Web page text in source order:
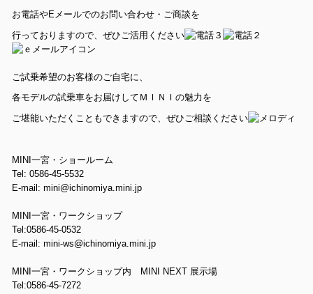
お電話やEメールでのお問い合わせ・ご商談を
行っておりますので、ぜひご活用ください
ご試乗希望のお客様のご自宅に、
各モデルの試乗車をお届けしてＭＩＮＩの魅力を
ご堪能いただくこともできますので、ぜひご相談ください
MINI一宮・ショールーム
Tel: 0586-45-5532
E-mail: mini@ichinomiya.mini.jp
MINI一宮・ワークショップ
Tel:0586-45-0532
E-mail: mini-ws@ichinomiya.mini.jp
MINI一宮・ワークショップ内 MINI NEXT 展示場
Tel:0586-45-7272